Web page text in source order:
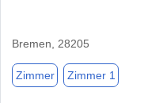
Bremen, 28205
Zimmer Zimmer 1